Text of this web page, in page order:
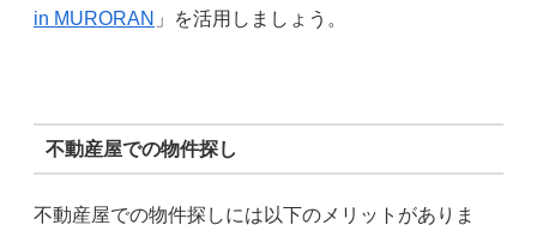
in MURORAN 」を活用しましょう。
不動産屋での物件探し
不動産屋での物件探しには以下のメリットがありま